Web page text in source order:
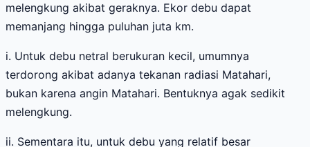
melengkung akibat geraknya. Ekor debu dapat
memanjang hingga puluhan juta km.
i. Untuk debu netral berukuran kecil, umumnya
terdorong akibat adanya tekanan radiasi Matahari,
bukan karena angin Matahari. Bentuknya agak sedikit
melengkung.
ii. Sementara itu, untuk debu yang relatif besar